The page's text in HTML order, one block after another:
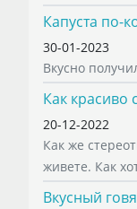
Капуста по-
30-01-2023
Вкусно
Как красиво
20-12-2022
Как же
живете. Как
Вкусный